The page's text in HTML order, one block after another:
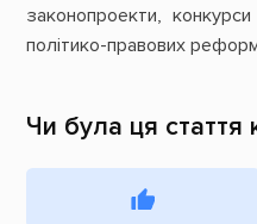
законопроекти,
політико-правових
Чи була ця стаття